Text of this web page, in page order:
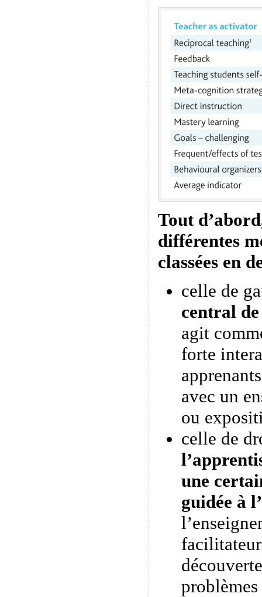
Tout
différentes
classées en
celle de
central de
agit
forte
avec un
ou
celle de
une
guidée à